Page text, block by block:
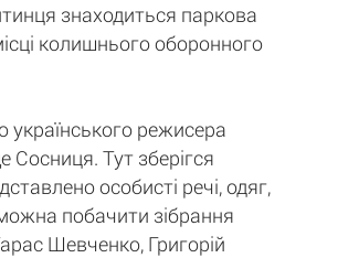
знаходиться паркова
колишнього оборонного
українського режисера
Тут зберігся
особисті речі, одяг,
побачити зібрання
Шевченко, Григорій